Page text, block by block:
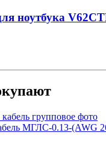
ноутбука
МГЛС-0.13-(AWG